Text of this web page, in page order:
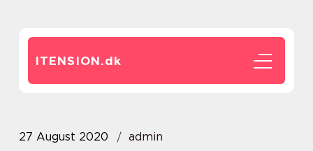
ITENSION.dk
27 August 2020 admin